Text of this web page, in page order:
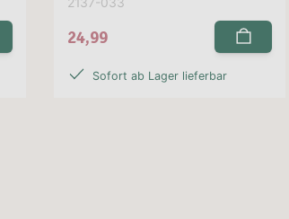
2137-033
24,99
Sofort ab Lager lieferbar